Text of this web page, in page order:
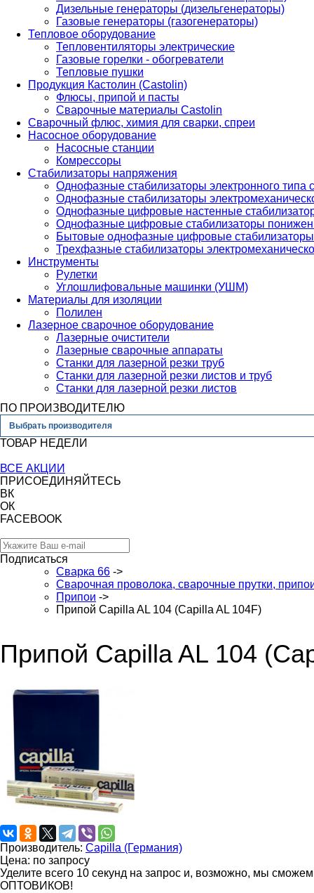
Дизельные генераторы (дизельгенераторы)
Газовые генераторы (газогенераторы)
Тепловое оборудование
Тепловентиляторы электрические
Газовые горелки - обогреватели
Тепловые пушки
Продукция Кастолин (Castolin)
Флюсы, припой и пасты
Сварочные материалы Castolin
Сварочный флюс, химия для сварки, спреи
Насосное оборудование
Насосные станции
Комрессоры
Стабилизаторы напряжения
Однофазные стабилизаторы электронного
Однофазные стабилизаторы
Однофазные цифровые настенные
Однофазные цифровые стабилизаторы
Бытовые однофазные цифровые стабилизаторы
Трехфазные стабилизаторы
Инструменты
Рулетки
Углошлифовальные машинки (УШМ)
Материалы для изоляции
Полилен
Лазерное сварочное оборудование
Лазерные очистители
Лазерные сварочные аппараты
Станки для лазерной резки труб
Станки для лазерной резки листов и труб
Станки для лазерной резки листов
ПО ПРОИЗВОДИТЕЛЮ
Выбрать производителя
ТОВАР НЕДЕЛИ
ВСЕ АКЦИИ
ПРИСОЕДИНЯЙТЕСЬ
ВК
ОК
FACEBOOK
Подписаться
Сварка 66 ->
Сварочная проволока, сварочные прутки,
Припои ->
Припой Capilla AL 104 (Capilla AL 104F)
Припой Capilla AL 104
Производитель: Capilla (Германия)
Цена: по запросу
Уделите всего 10 секунд на запрос и, возможно, мы
ОПТОВИКОВ!